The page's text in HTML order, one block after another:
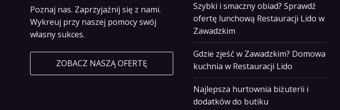
Poznaj nas. Zaprzyjaźnij się z nami.
Wykreuj przy naszej pomocy swój
własny sukces.
ZOBACZ NASZĄ OFERTĘ
Szybki i smaczny obiad? Sprawdź
ofertę lunchową Restauracji Lido w
Zawadzkim
Gdzie zjeść w Zawadzkim? Domowa
kuchnia w Restauracji Lido
Najlepsza hurtownia biżuterii i
dodatków do butiku